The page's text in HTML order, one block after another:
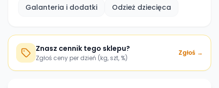
Galanteria i dodatki
Odzież dziecięca
Znasz cennik tego sklepu?
Zgłoś ceny per dzień (kg, szt, %)
Zgłoś →